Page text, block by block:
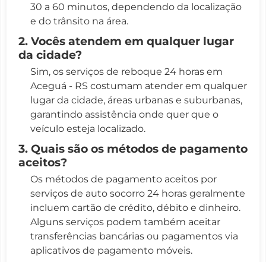
30 a 60 minutos, dependendo da localização
e do trânsito na área.
2. Vocês atendem em qualquer lugar
da cidade?
Sim, os serviços de reboque 24 horas em
Aceguá - RS costumam atender em qualquer
lugar da cidade, áreas urbanas e suburbanas,
garantindo assistência onde quer que o
veículo esteja localizado.
3. Quais são os métodos de pagamento
aceitos?
Os métodos de pagamento aceitos por
serviços de auto socorro 24 horas geralmente
incluem cartão de crédito, débito e dinheiro.
Alguns serviços podem também aceitar
transferências bancárias ou pagamentos via
aplicativos de pagamento móveis.